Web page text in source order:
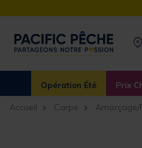
Opération Été Prix
Accueil Carpe Amorçage/